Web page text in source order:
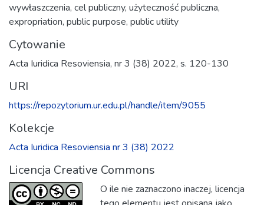
wywłaszczenia, cel publiczny, użyteczność publiczna,
expropriation, public purpose, public utility
Cytowanie
Acta Iuridica Resoviensia, nr 3 (38) 2022, s. 120-130
URI
https://repozytorium.ur.edu.pl/handle/item/9055
Kolekcje
Acta Iuridica Resoviensia nr 3 (38) 2022
Licencja Creative Commons
O ile nie zaznaczono inaczej, licencja